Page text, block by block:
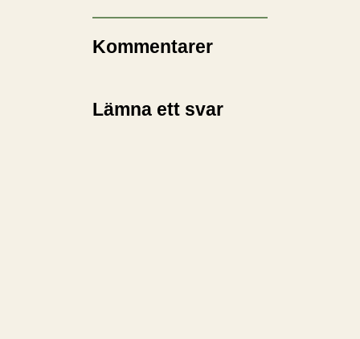
Kommentarer
Lämna ett svar